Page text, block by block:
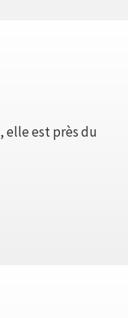
, elle est près du